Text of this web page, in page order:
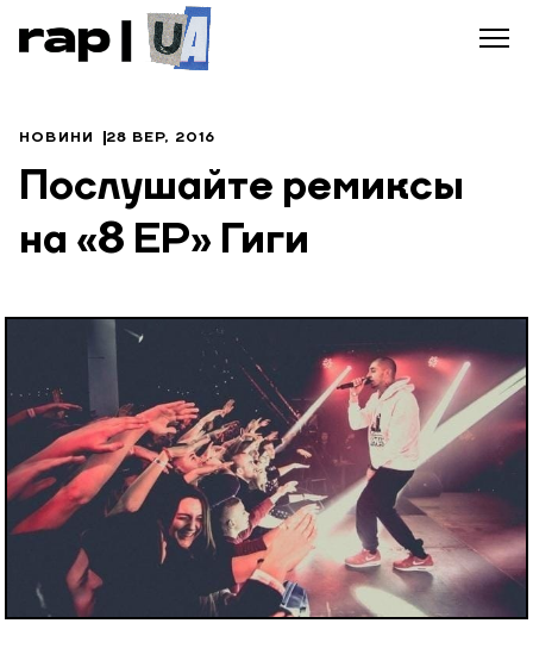
НОВИНИ 28 ВЕР, 2016
Послушайте ремиксы
на «8 ЕР» Гиги